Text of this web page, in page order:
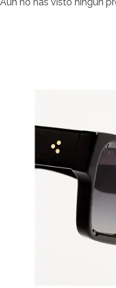
Aún no has visto ningún